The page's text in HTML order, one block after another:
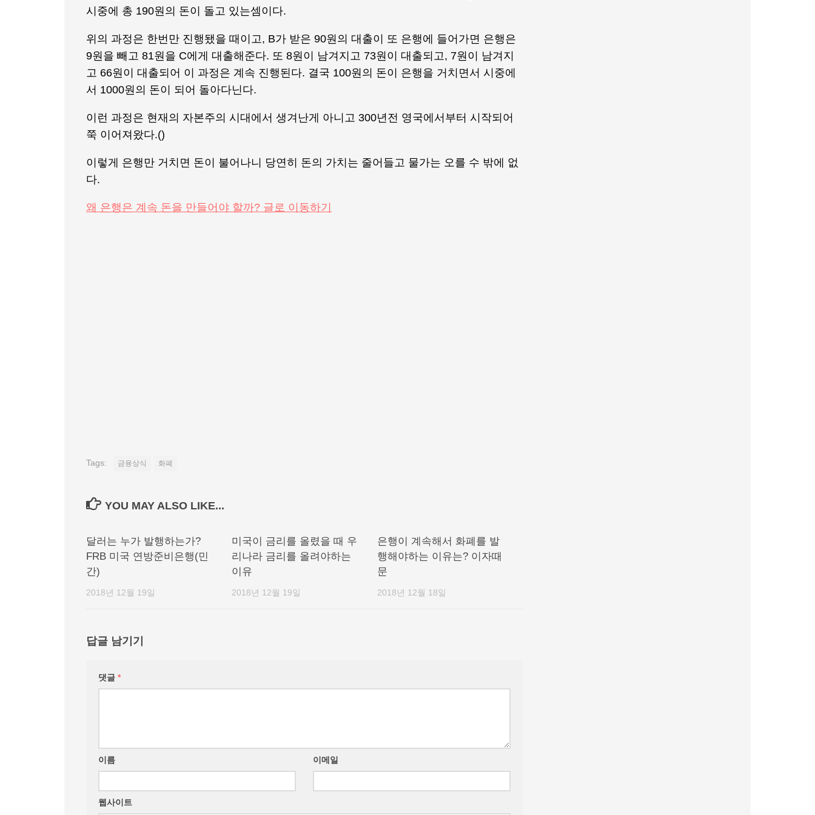
시중에 총 190원의 돈이 돌고 있는셈이다.
위의 과정은 한번만 진행됐을 때이고, B가 받은 90원의 대출이 또 은행에 들어가면 은행은
9원을 빼고 81원을 C에게 대출해준다. 또 8원이 남겨지고 73원이 대출되고, 7원이 남겨지
고 66원이 대출되어 이 과정은 계속 진행된다. 결국 100원의 돈이 은행을 거치면서 시중에
서 1000원의 돈이 되어 돌아다닌다.
이런 과정은 현재의 자본주의 시대에서 생겨난게 아니고 300년전 영국에서부터 시작되어
쭉 이어져왔다.()
이렇게 은행만 거치면 돈이 불어나니 당연히 돈의 가치는 줄어들고 물가는 오를 수 밖에 없
다.
왜 은행은 계속 돈을 만들어야 할까? 글로 이동하기
Tags: 금융상식 화폐
YOU MAY ALSO LIKE...
달러는 누가 발행하는가?
FRB 미국 연방준비은행(민
간)
2018년 12월 19일
미국이 금리를 올렸을 때 우
리나라 금리를 올려야하는
이유
2018년 12월 19일
은행이 계속해서 화폐를 발
행해야하는 이유는? 이자때
문
2018년 12월 18일
답글 남기기
댓글 *
이름 이메일
웹사이트